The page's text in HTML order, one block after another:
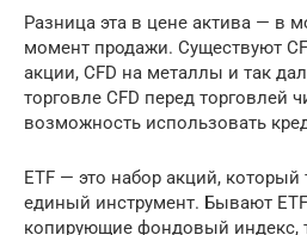
Разница эта в цене актива — в
момент продажи. Существуют
акции, CFD на металлы и так
торговле CFD перед торговлей
возможность использовать
ETF — это набор акций, который
единый инструмент. Бывают
копирующие фондовый индекс,